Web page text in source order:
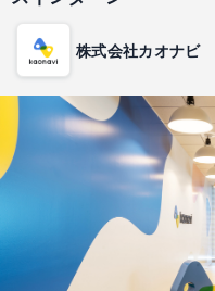
株式会社カオナビ